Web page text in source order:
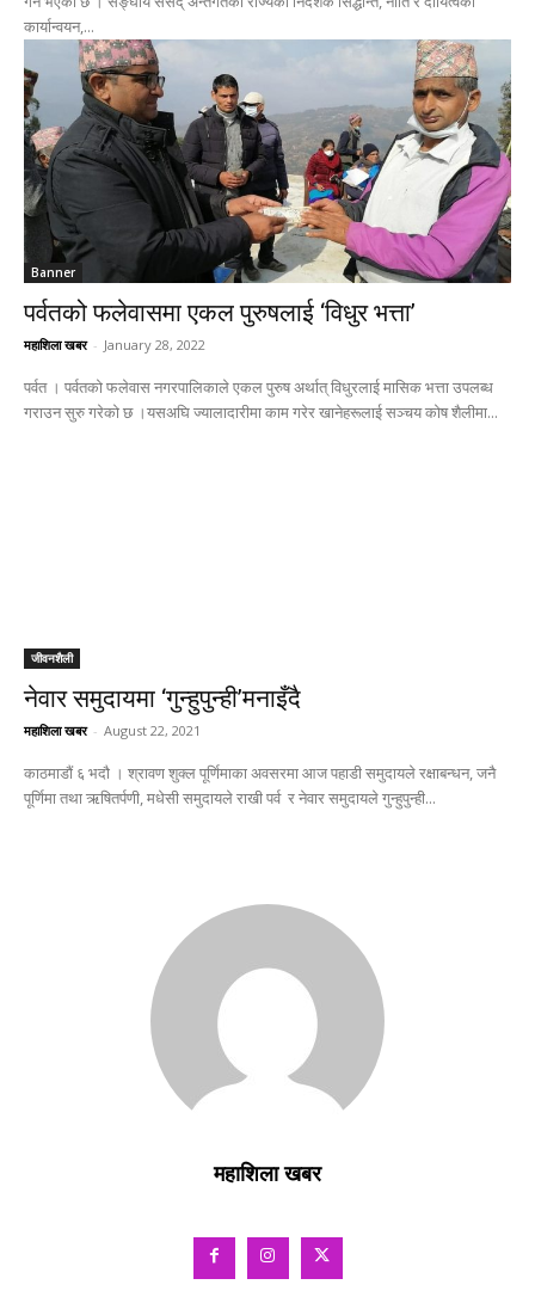
कार्यान्वयन,...
Banner
पर्वतको फलेवासमा एकल पुरुषलाई ‘विधुर भत्ता’
महाशिला खबर - January 28, 2022
पर्वत । पर्वतको फलेवास नगरपालिकाले एकल पुरुष अर्थात् विधुरलाई मासिक भत्ता उपलब्ध
गराउन सुरु गरेको छ ।यसअघि ज्यालादारीमा काम गरेर खानेहरूलाई सञ्चय कोष शैलीमा...
जीवनशैली
नेवार समुदायमा ‘गुन्हुपुन्ही’मनाइँदै
महाशिला खबर - August 22, 2021
काठमाडौं ६ भदौ । श्रावण शुक्ल पूर्णिमाका अवसरमा आज पहाडी समुदायले रक्षाबन्धन, जनै
पूर्णिमा तथा ऋषितर्पणी, मधेसी समुदायले राखी पर्व र नेवार समुदायले गुन्हुपुन्ही...
महाशिला खबर